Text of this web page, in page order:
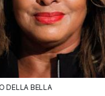
DELLA BELLA